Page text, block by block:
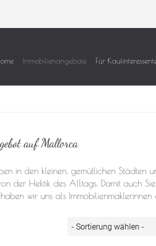
Immobilienangebote Für
auf Mallorca
in den kleinen, gemütlichen Städten
der Hektik des Alltags. Damit auch
wir uns als Immobilienmaklerinnen